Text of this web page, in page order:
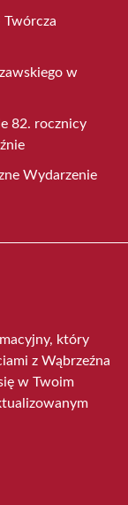
w
82. rocznicy
Wydarzenie
który
z Wąbrzeźna
w Twoim